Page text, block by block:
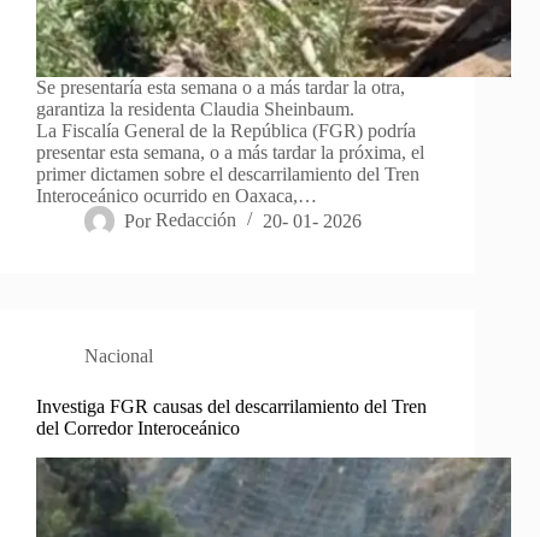
Se presentaría esta semana o a más tardar la otra,
garantiza la residenta Claudia Sheinbaum.
La Fiscalía General de la República (FGR) podría
presentar esta semana, o a más tardar la próxima, el
primer dictamen sobre el descarrilamiento del Tren
Interoceánico ocurrido en Oaxaca,…
Por Redacción 20- 01- 2026
Nacional
Investiga FGR causas del descarrilamiento del Tren
del Corredor Interoceánico